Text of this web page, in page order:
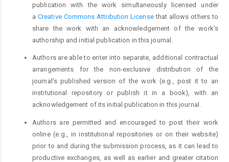
publication with the work simultaneously licensed under
a Creative Commons Attribution Licensethat allows others to
share the work with an acknowledgement of the work's
authorship and initial publication in this journal.
Authors are able to enter into separate, additional contractual
arrangements for the non-exclusive distribution of the
journal's published version of the work (e.g., post it to an
institutional repository or publish it in a book), with an
acknowledgement of its initial publication in this journal.
Authors are permitted and encouraged to post their work
online (e.g., in institutional repositories or on their website)
prior to and during the submission process, as it can lead to
productive exchanges, as well as earlier and greater citation